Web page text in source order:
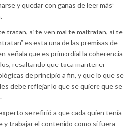
y quedar con ganas de leer más”
tratan, si te ven mal te maltratan, si te
es esta una de las premisas de
señala que es primordial la coherencia
resaltando que toca mantener
de principio a fin, y que lo que se
debe reflejar lo que se quiere que se
se refirió a que cada quien tenía
y trabajar el contenido como si fuera